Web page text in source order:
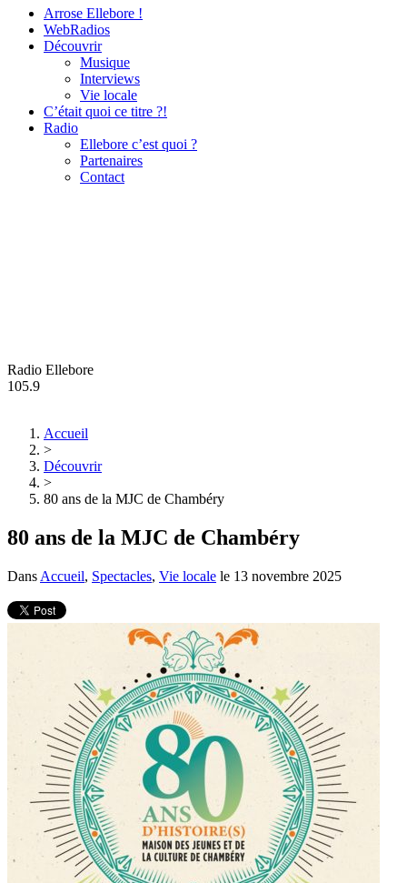
Arrose Ellebore !
WebRadios
Découvrir
Musique
Interviews
Vie locale
C’était quoi ce titre ?!
Radio
Ellebore c’est quoi ?
Partenaires
Contact
Radio Ellebore
105.9
Accueil
>
Découvrir
>
80 ans de la MJC de Chambéry
80 ans de la MJC de Chambéry
Dans Accueil, Spectacles, Vie locale le 13 novembre 2025